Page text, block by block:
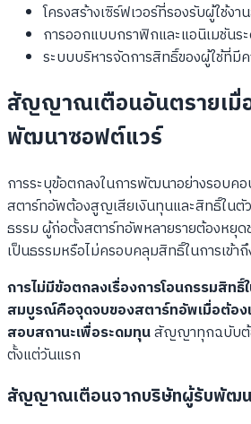
โครงสร้างเซิร์ฟเวอร์ที่รองรับผู้ใช้ง
การออกแบบกราฟิกและแอนิเมชันร
ระบบบริหารจัดการสิทธิ์ของผู้ใช้ที่มี
สัญญาณเตือนอันตรายเมื่
พัฒนาซอฟต์แวร์
การระบุข้อตกลงในการพัฒนาอย่างรอบคอ
สตาร์ทอัพต้องสูญเสียเงินทุนและสิทธิ์ในตั
ธรรม ผู้ก่อตั้งสตาร์ทอัพหลายรายต้องหยุ
เป็นธรรมหรือไม่ครอบคลุมสิทธิ์ในการเข้า
การไม่มีข้อตกลงเรื่องการโอนกรรมสิทธิ์
สมบูรณ์คือจุดจบของสตาร์ทอัพเมื่อต้อง
สอบสถานะเพื่อระดมทุนสัญญาทุกฉบับต้อ
ตั้งแต่วันแรก
สัญญาณเตือนจากบริษัทผู้รับพัฒน